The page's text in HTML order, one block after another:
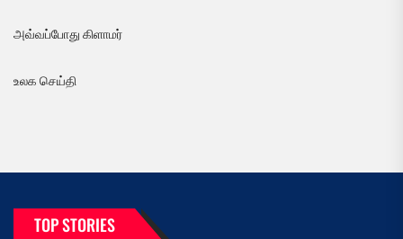
அவ்வப்போது கிளாமர்
உலக செய்தி
TOP STORIES